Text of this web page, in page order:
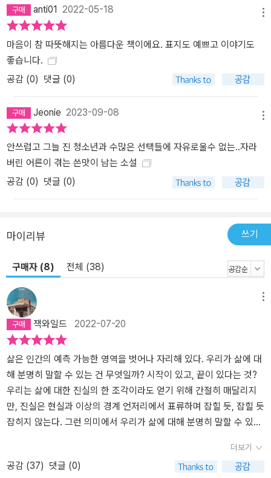
anti01 2022-05-18
마음이 참 따뜻해지는 아름다운 책이에요. 표지도 예쁘고 이야기도
좋습니다.
공감 (0) 댓글 (0)
Jeonie 2023-09-08
안쓰럽고 그늘 진 청소년과 수많은 선택들에 자유로울수 없는..자라
버린 어른이 겪는 쓴맛이 남는 소설
공감 (0) 댓글 (0)
마이리뷰 쓰기
구매자 (8) 전체 (38)
잭와일드 2022-07-20
삶은 인간의 예측 가능한 영역을 벗어나 자리해 있다. 우리가 삶에 대
해 분명히 말할 수 있는 건 무엇일까? 시작이 있고, 끝이 있다는 것?
우리는 삶에 대한 진실의 한 조각이라도 얻기 위해 간절히 매달리지
만, 진실은 현실과 이상의 경계 언저리에서 표류하며 잡힐 듯, 잡힐 듯
잡히지 않는다. 그런 의미에서 우리가 삶에 대해 분명히 말할 수 있는
고 역사다. 사소하고 시시콜콜한 삶의 순간순간들이 누적되어 이루어
진 인생은 누구에게나 값지고 귀한 것이다. 그런 순간순간들이 모여
더보기
공감 (37) 댓글 (0)